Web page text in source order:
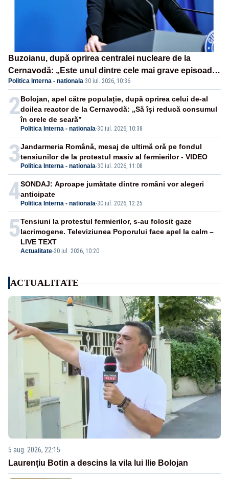
Buzoianu, după oprirea centralei nucleare de la
Cernavodă: „Este unul dintre cele mai grave episoade
de secetă din ultimii ani de zile”
Politica Interna - nationala·30 iul. 2026, 10:36
2
Politica Interna - nationala-30 iul. 2026, 10:38
Bolojan, apel către populație, după oprirea celui de-al
doilea reactor de la Cernavodă: „Să își reducă consumul
în orele de seară”
3 Politica Interna - nationala-30 iul. 2026, 11:08
Jandarmeria Română, mesaj de ultimă oră pe fondul
tensiunilor de la protestul masiv al fermierilor - VIDEO
4 Politica Interna - nationala-30 iul. 2026, 12:25
SONDAJ: Aproape jumătate dintre români vor alegeri
anticipate
5
Actualitate-30 iul. 2026, 10:20
Tensiuni la protestul fermierilor, s-au folosit gaze
lacrimogene. Televiziunea Poporului face apel la calm –
LIVE TEXT
ACTUALITATE
5 aug. 2026, 22:15
Laurențiu Botin a descins la vila lui Ilie Bolojan